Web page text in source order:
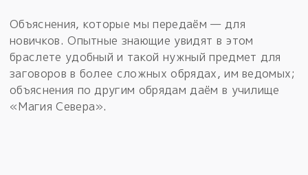
Объяснения, которые мы передаём — для
новичков. Опытные знающие увидят в этом
браслете удобный и такой нужный предмет для
заговоров в более сложных обрядах, им ведомых;
объяснения по другим обрядам даём в училище
«Магия Севера».